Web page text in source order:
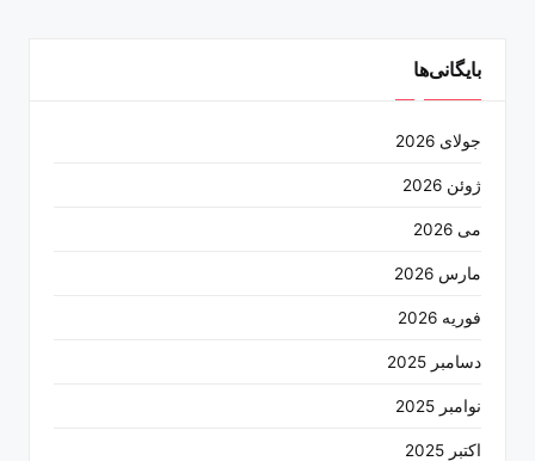
بایگانی‌ها
جولای 2026
ژوئن 2026
می 2026
مارس 2026
فوریه 2026
دسامبر 2025
نوامبر 2025
اکتبر 2025